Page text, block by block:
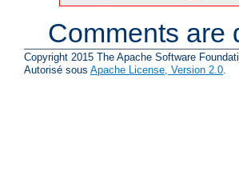
Comments are
Copyright 2015 The Apache Software
Autorisé sous Apache License, Version 2.0.